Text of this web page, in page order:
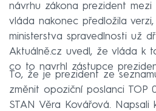
návrhu zákona prezident mezi
vláda nakonec předložila
ministerstva spravedlnosti už
Aktuálně.cz uvedl, že vláda k
co to navrhl zástupce
To, že je prezident ze
změnit opoziční poslanci TOP
STAN Věra Kovářová. Napsali